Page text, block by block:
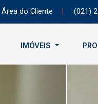
Área do Cliente (021)
IMÓVEIS